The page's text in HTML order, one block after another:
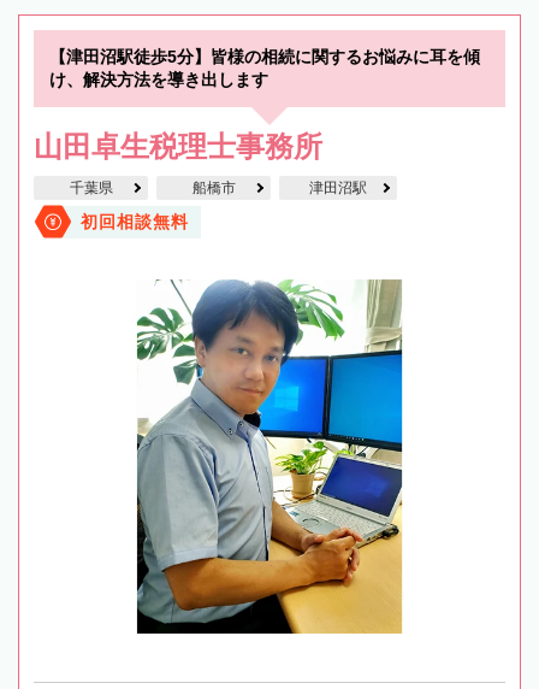
【津田沼駅徒歩5分】皆様の相続に関するお悩みに耳を傾
け、解決方法を導き出します
山田卓生税理士事務所
千葉県 船橋市 津田沼駅
初回相談無料